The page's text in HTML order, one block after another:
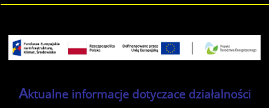
Aktualne informacje dotyczace działalności